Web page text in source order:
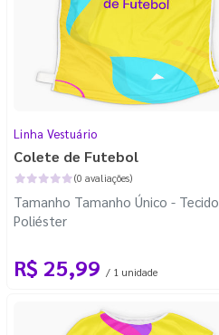
Linha Vestuário
Colete de Futebol
(0 avaliações)
Tamanho Tamanho Único - Tecido
Poliéster
R$ 25,99 / 1 unidade